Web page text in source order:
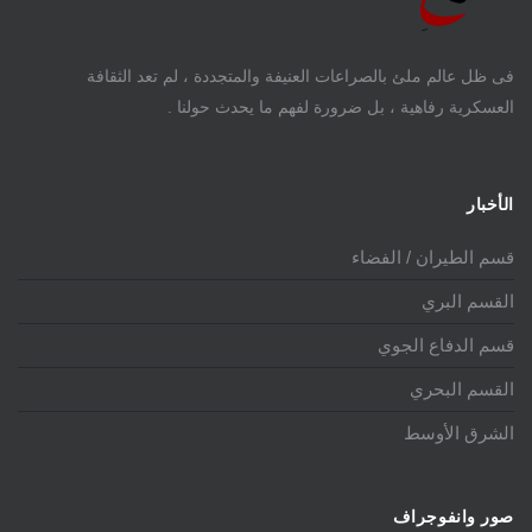
فى ظل عالم ملئ بالصراعات العنيفة والمتجددة ، لم تعد الثقافة
العسكرية رفاهية ، بل ضرورة لفهم ما يحدث حولنا .
الأخبار
قسم الطيران / الفضاء
القسم البري
قسم الدفاع الجوي
القسم البحري
الشرق الأوسط
صور وانفوجراف